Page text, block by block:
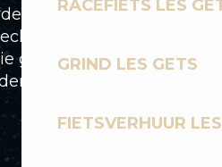
RACEFIETS LES
GRIND LES GETS
FIETSVERHUUR
de wortels van de
uitdaging;
geschikt zijn voor